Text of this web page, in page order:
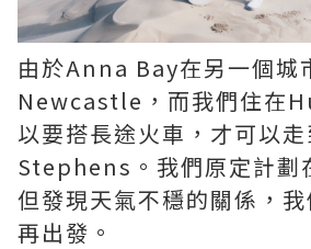
由於Anna Bay在另一個城
Newcastle，而我們住在
以要搭長途火車，才可以
Stephens。我們原定計劃
但發現天氣不穩的關係，
再出發。